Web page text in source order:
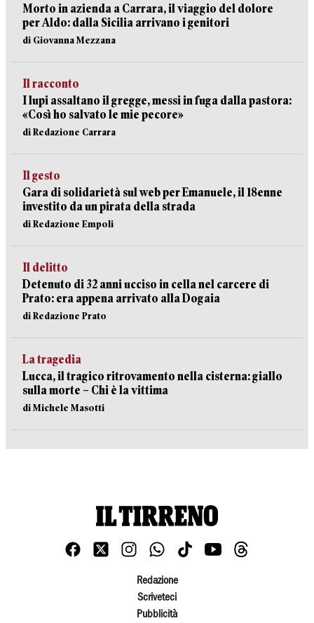
Morto in azienda a Carrara, il viaggio del dolore
per Aldo: dalla Sicilia arrivano i genitori
di Giovanna Mezzana
Il racconto
I lupi assaltano il gregge, messi in fuga dalla pastora:
«Così ho salvato le mie pecore»
di Redazione Carrara
Il gesto
Gara di solidarietà sul web per Emanuele, il 18enne
investito da un pirata della strada
di Redazione Empoli
Il delitto
Detenuto di 32 anni ucciso in cella nel carcere di
Prato: era appena arrivato alla Dogaia
di Redazione Prato
La tragedia
Lucca, il tragico ritrovamento nella cisterna: giallo
sulla morte – Chi è la vittima
di Michele Masotti
Redazione
Scriveteci
Pubblicità